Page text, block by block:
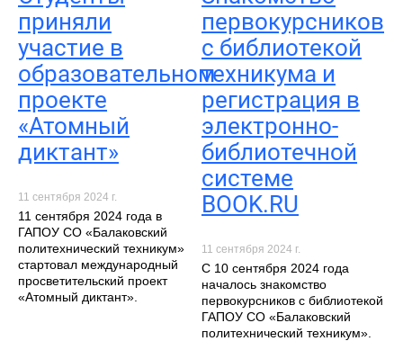
приняли
участие в
образовательном
проекте
«Атомный
диктант»
11 сентября 2024 г.
11 сентября 2024 года в
ГАПОУ СО «Балаковский
политехнический техникум»
стартовал международный
просветительский проект
«Атомный диктант».
первокурсников
с библиотекой
техникума и
регистрация в
электронно-
библиотечной
системе
BOOK.RU
11 сентября 2024 г.
С 10 сентября 2024 года
началось знакомство
первокурсников с библиотекой
ГАПОУ СО «Балаковский
политехнический техникум».